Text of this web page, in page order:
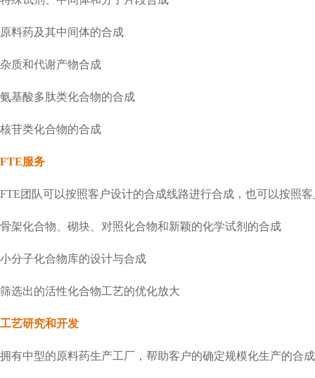
原料药及其中间体的合成
杂质和代谢产物合成
氨基酸多肽类化合物的合成
核苷类化合物的合成
FTE服务
FTE团队可以按照客户设计的合成线路进行合成，也可以按照
骨架化合物、砌块、对照化合物和新颖的化学试剂的合成
小分子化合物库的设计与合成
筛选出的活性化合物工艺的优化放大
工艺研究和开发
拥有中型的原料药生产工厂，帮助客户的确定规模化生产的合